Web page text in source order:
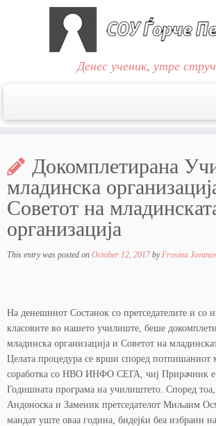
content
Денес ученик, утре
Докомплетирана
младинска
Советот на
организација
This entry was posted on October 12, 2017 byFrosina
На денешниот Состанок со претседателите и со
класовите во нашето училиште, беше
младинска организација и Советот на
Целата процедура се врши според потпишаниот
соработка со НВО ИНФО СЕГА, чиј Прирачник е
Годишната програма на училиштето. Според тоа,
Андоноска и Заменик претседателот Миљаим
мандат уште оваа година, бидејќи беа избрани